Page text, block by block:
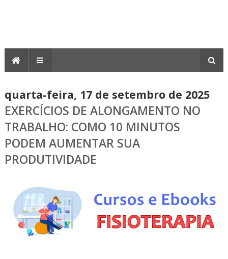
quarta-feira, 17 de setembro de 2025
EXERCÍCIOS DE ALONGAMENTO NO
TRABALHO: COMO 10 MINUTOS
PODEM AUMENTAR SUA
PRODUTIVIDADE